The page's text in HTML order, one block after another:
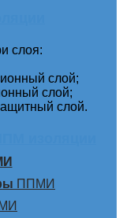
слоя:
слой;
слой;
слой.
ППМИ